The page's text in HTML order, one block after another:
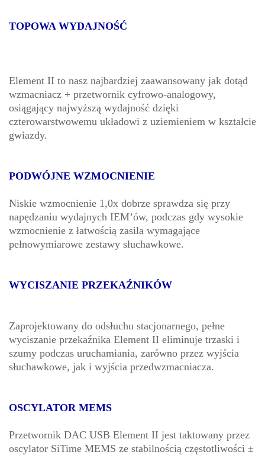
TOPOWA WYDAJNOŚĆ
Element II to nasz najbardziej zaawansowany jak dotąd
wzmacniacz + przetwornik cyfrowo-analogowy,
osiągający najwyższą wydajność dzięki
czterowarstwowemu układowi z uziemieniem w kształcie
gwiazdy.
PODWÓJNE WZMOCNIENIE
Niskie wzmocnienie 1,0x dobrze sprawdza się przy
napędzaniu wydajnych IEM’ów, podczas gdy wysokie
wzmocnienie z łatwością zasila wymagające
pełnowymiarowe zestawy słuchawkowe.
WYCISZANIE PRZEKAŹNIKÓW
Zaprojektowany do odsłuchu stacjonarnego, pełne
wyciszanie przekaźnika Element II eliminuje trzaski i
szumy podczas uruchamiania, zarówno przez wyjścia
słuchawkowe, jak i wyjścia przedwzmacniacza.
OSCYLATOR MEMS
Przetwornik DAC USB Element II jest taktowany przez
oscylator SiTime MEMS ze stabilnością częstotliwości ±